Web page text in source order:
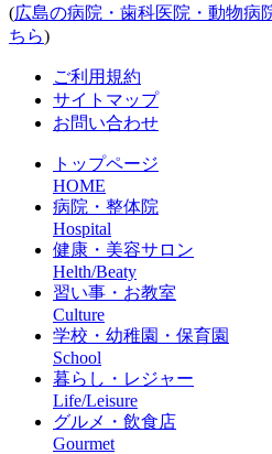
(広島の病院・歯科医院・動物病
ちら)
ご利用規約
サイトマップ
お問い合わせ
トップページ
HOME
病院・整体院
Hospital
健康・美容サロン
Helth/Beaty
習い事・お教室
Culture
学校・幼稚園・保育園
School
暮らし・レジャー
Life/Leisure
グルメ・飲食店
Gourmet